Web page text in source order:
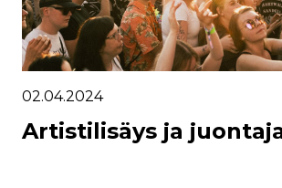
02.04.2024
Artistilisäys ja